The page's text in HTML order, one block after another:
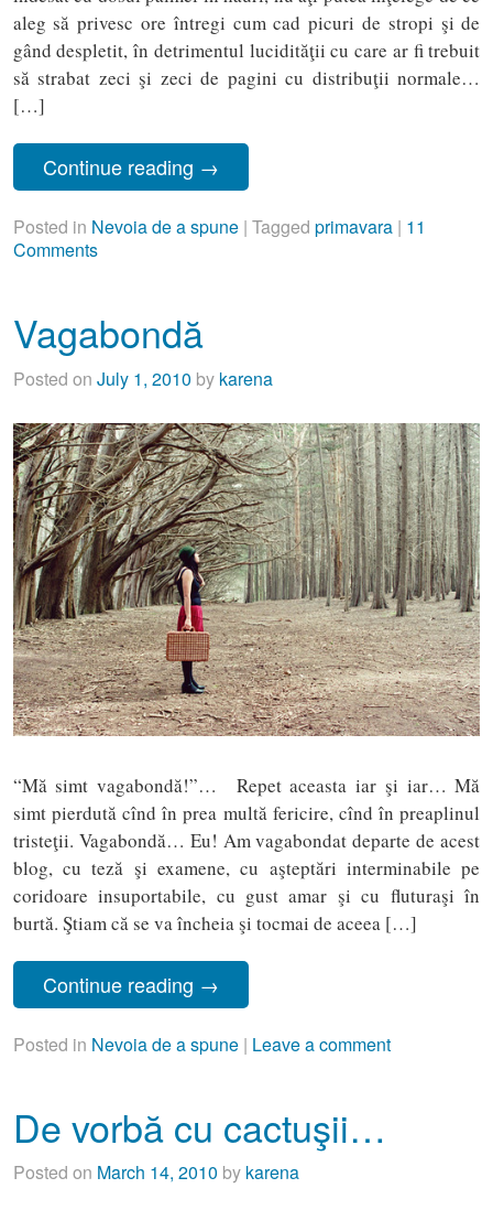
aleg să privesc ore întregi cum cad picuri de stropi şi de
gând despletit, în detrimentul lucidităţii cu care ar fi trebuit
să strabat zeci şi zeci de pagini cu distribuţii normale…
[…]
Continue reading →
Posted in Nevoia de a spune | Tagged primavara | 11
Comments
Vagabondă
Posted on July 1, 2010 by karena
“Mă simt vagabondă!”… Repet aceasta iar şi iar… Mă
simt pierdută cînd în prea multă fericire, cînd în preaplinul
tristeţii. Vagabondă… Eu! Am vagabondat departe de acest
blog, cu teză şi examene, cu aşteptări interminabile pe
coridoare insuportabile, cu gust amar şi cu fluturaşi în
burtă. Ştiam că se va încheia şi tocmai de aceea […]
Continue reading →
Posted in Nevoia de a spune | Leave a comment
De vorbă cu cactuşii…
Posted on March 14, 2010 by karena